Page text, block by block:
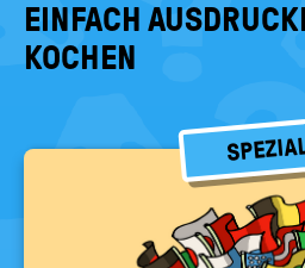
EINFACH
KOCHEN